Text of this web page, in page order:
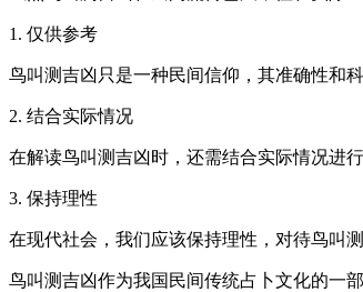
1. 仅供参考
鸟叫测吉凶只是一种民间信仰，其准确性和
2. 结合实际情况
在解读鸟叫测吉凶时，还需结合实际情况进
3. 保持理性
在现代社会，我们应该保持理性，对待鸟叫
鸟叫测吉凶作为我国民间传统占卜文化的一